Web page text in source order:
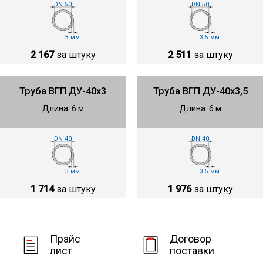
DN 50
3 мм
2 167 за штуку
DN 50
3.5 мм
2 511 за штуку
Труба ВГП ДУ-40х3
Длина: 6 м
DN 40
3 мм
1 714 за штуку
Труба ВГП ДУ-40х3,5
Длина: 6 м
DN 40
3.5 мм
1 976 за штуку
Прайс
лист
Договор
поставки